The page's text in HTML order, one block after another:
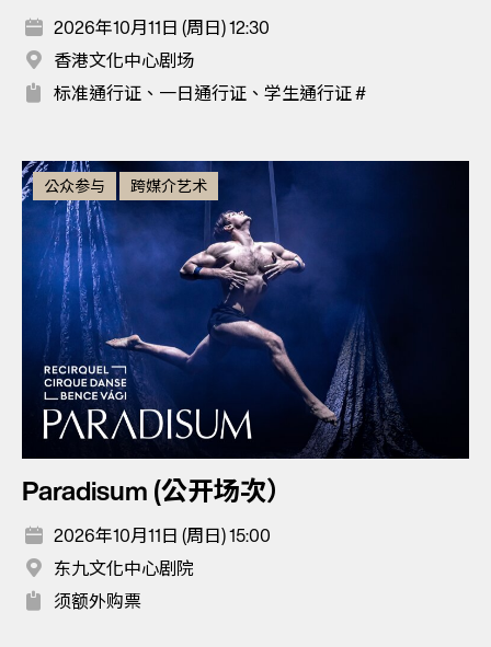
2026年10月11日 (周日) 12:30
香港文化中心剧场
标准通行证、一日通行证、学生通行证 #
公众参与 跨媒介艺术
Paradisum (公开场次）
2026年10月11日 (周日) 15:00
东九文化中心剧院
须额外购票